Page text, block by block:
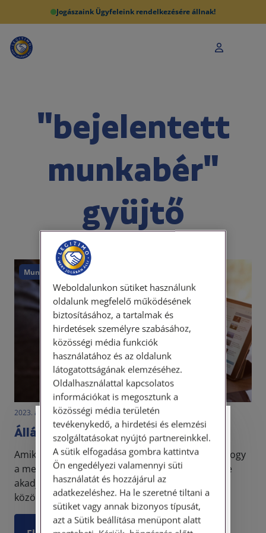
Jogászaink Ügyfeleink rendelkezésére állnak!
"bejelentett
munkabér"
gyüjtő
Munkajog
2023. augusztus 12. • LegitiMoadmin
Álláshirdetések buktatói
Amikor egy munkáltató állást hirdet, az a célja, hogy
a meghirdetett pozícióra minél több jelentkezője
akadjon, hiszen akkor tud válogatni a munkaerő
között és kiválasztani az állásra legmegfelelőb...
Személyes ügyfélfogadás
Tisztelt Ügyfeleink!
Személyes ügyfélszolgálatunk telefonon
történő előzetes időpontegyeztetés után,
szerdai napokon érhető el.
Címünk: 1087 Budapest, Hungária körút
Weboldalunkon sütiket használunk
oldalunk megfelelő működésének
biztosításához, a tartalmak és
hirdetések személyre szabásához,
közösségi média funkciók
használatához és az oldalunk
látogatottságának elemzéséhez.
Oldalhasználattal kapcsolatos
információkat is megosztunk a
közösségi média területén
tevékenykedő, a hirdetési és elemzési
szolgáltatásokat nyújtó partnereinkkel.
A sütik elfogadása gombra kattintva
Ön engedélyezi valamennyi süti
használatát és hozzájárul az
adatkezeléshez. Ha le szeretné tiltani a
sütiket vagy annak bizonyos típusát,
azt a Sütik beállítása menüpont alatt